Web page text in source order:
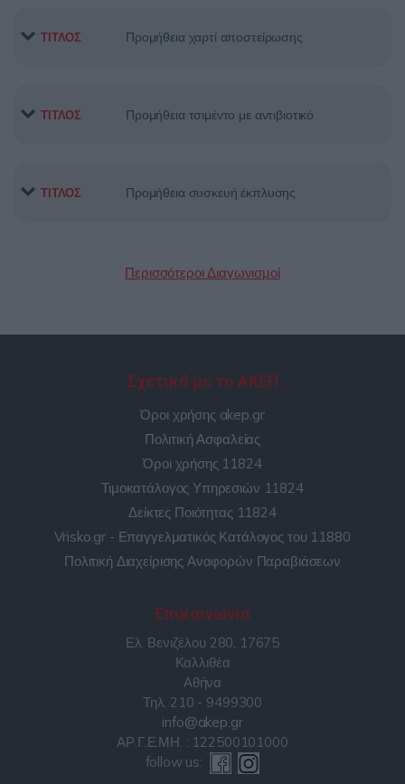
ΤΙΤΛΟΣ Προμήθεια χαρτί αποστείρωσης
ΤΙΤΛΟΣ Προμήθεια τσιμέντο με αντιβιοτικό
ΤΙΤΛΟΣ Προμήθεια συσκευή έκπλυσης
Περισσότεροι Διαγωνισμοί
Σχετικά με το ΑΚΕΠ
Όροι χρήσης akep.gr
Πολιτική Ασφαλείας
Όροι χρήσης 11824
Τιμοκατάλογος Υπηρεσιών 11824
Δείκτες Ποιότητας 11824
Vrisko.gr - Επαγγελματικός Κατάλογος του 11880
Πολιτική Διαχείρισης Αναφορών Παραβιάσεων
Επικοινωνία
Ελ. Βενιζέλου 280, 17675
Καλλιθέα
Αθήνα
Τηλ. 210 - 9499300
info@akep.gr
ΑΡ.Γ.Ε.ΜΗ. : 122500101000
follow us: